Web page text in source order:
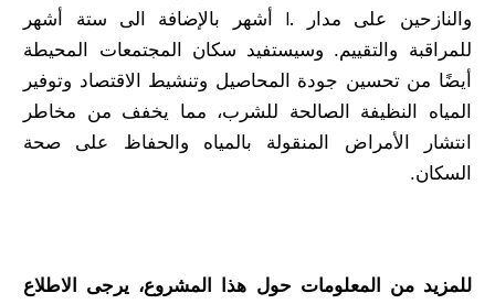
والنازحين على مدار 10 أشهر بالإضافة الى ستة أشهر
للمراقبة والتقييم. وسيستفيد سكان المجتمعات المحيطة
أيضًا من تحسين جودة المحاصيل وتنشيط الاقتصاد وتوفير
المياه النظيفة الصالحة للشرب، مما يخفف من مخاطر
انتشار الأمراض المنقولة بالمياه والحفاظ على صحة
السكان.
للمزيد من المعلومات حول هذا المشروع، يرجى الاطلاع